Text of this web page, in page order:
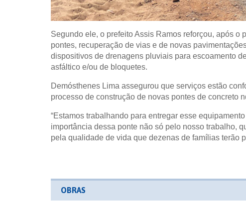
Segundo ele, o prefeito Assis Ramos reforçou, após o
pontes, recuperação de vias e de novas
dispositivos de drenagens pluviais para escoamento
asfáltico e/ou de bloquetes.
Demósthenes Lima assegurou que serviços estão
processo de construção de novas pontes de concreto
“Estamos trabalhando para entregar esse
importância dessa ponte não só pelo nosso trabalho,
pela qualidade de vida que dezenas de famílias terão
OBRAS